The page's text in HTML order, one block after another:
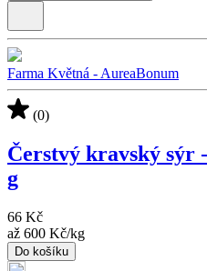
Farma Květná - AureaBonum
(0)
Čerstvý kravský sýr
g
66 Kč
až 600 Kč/kg
Do košíku